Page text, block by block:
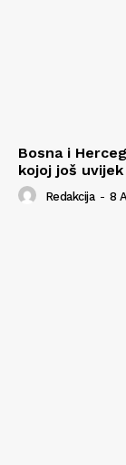
Bosna i
kojoj još
Redakcija - 8